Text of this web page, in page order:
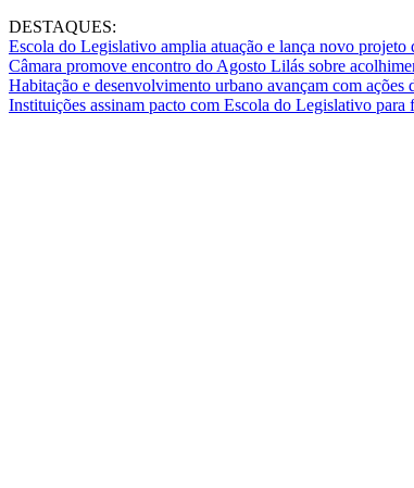
DESTAQUES:
Escola do Legislativo amplia atuação e lança novo
Câmara promove encontro do Agosto Lilás sobre
Habitação e desenvolvimento urbano avançam com ações
Instituições assinam pacto com Escola do Legislativo para